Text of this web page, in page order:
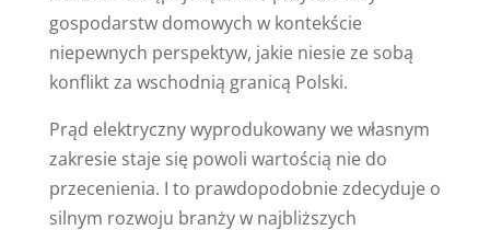
gospodarstw domowych w kontekście
niepewnych perspektyw, jakie niesie ze sobą
konflikt za wschodnią granicą Polski.
Prąd elektryczny wyprodukowany we własnym
zakresie staje się powoli wartością nie do
przecenienia. I to prawdopodobnie zdecyduje o
silnym rozwoju branży w najbliższych